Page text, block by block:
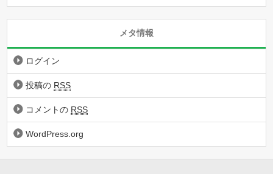
メタ情報
ログイン
投稿の RSS
コメントの RSS
WordPress.org